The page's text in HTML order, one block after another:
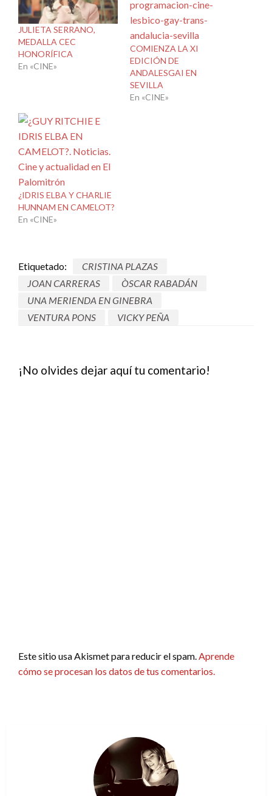
JULIETA SERRANO,
MEDALLA CEC
HONORÍFICA
En «CINE»
COMIENZA LA XI
EDICIÓN DE
ANDALESGAI EN
SEVILLA
En «CINE»
¿IDRIS ELBA Y CHARLIE
HUNNAM EN CAMELOT?
En «CINE»
Etiquetado:
CRISTINA PLAZAS
JOAN CARRERAS
ÒSCAR RABADÁN
UNA MERIENDA EN GINEBRA
VENTURA PONS
VICKY PEÑA
¡No olvides dejar aquí tu comentario!
Este sitio usa Akismet para reducir el spam.Aprende
cómo se procesan los datos de tus comentarios.